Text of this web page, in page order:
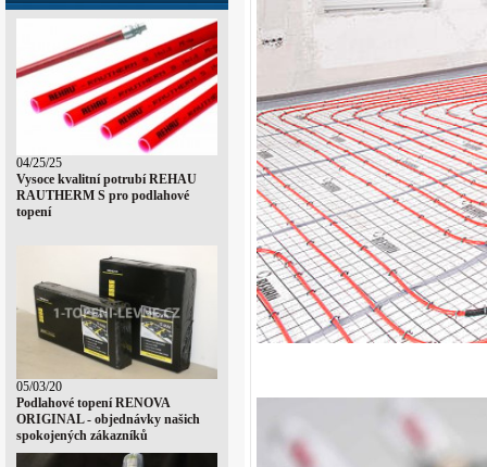
04/25/25
Vysoce kvalitní potrubí REHAU
RAUTHERM S pro podlahové
topení
05/03/20
Podlahové topení RENOVA
ORIGINAL - objednávky našich
spokojených zákazníků